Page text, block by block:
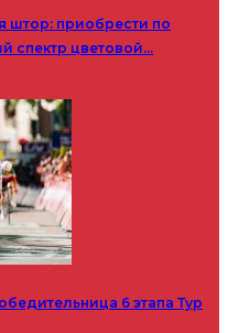
штор: приобрести по
спектр цветовой…
6 этапа Тур